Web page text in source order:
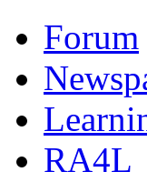
Forum
RA4L